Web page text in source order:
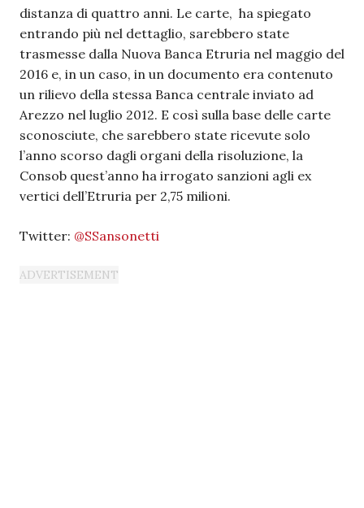
distanza di quattro anni. Le carte, ha spiegato
entrando più nel dettaglio, sarebbero state
trasmesse dalla Nuova Banca Etruria nel maggio del
2016 e, in un caso, in un documento era contenuto
un rilievo della stessa Banca centrale inviato ad
Arezzo nel luglio 2012. E così sulla base delle carte
sconosciute, che sarebbero state ricevute solo
l’anno scorso dagli organi della risoluzione, la
Consob quest’anno ha irrogato sanzioni agli ex
vertici dell’Etruria per 2,75 milioni.
Twitter: @SSansonetti